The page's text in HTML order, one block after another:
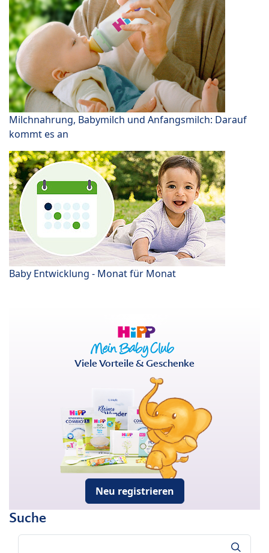
Milchnahrung, Babymilch und Anfangsmilch: Darauf
kommt es an
Baby Entwicklung - Monat für Monat
Viele Vorteile & Geschenke
Neu registrieren
Suche